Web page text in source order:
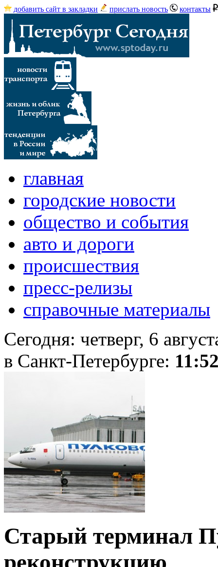
добавить сайт в закладки прислать новость контакты
главная
городские новости
общество и события
авто и дороги
происшествия
пресс-релизы
справочные материалы
Сегодня: четверг, 6
в Санкт-Петербурге:
Старый терминал